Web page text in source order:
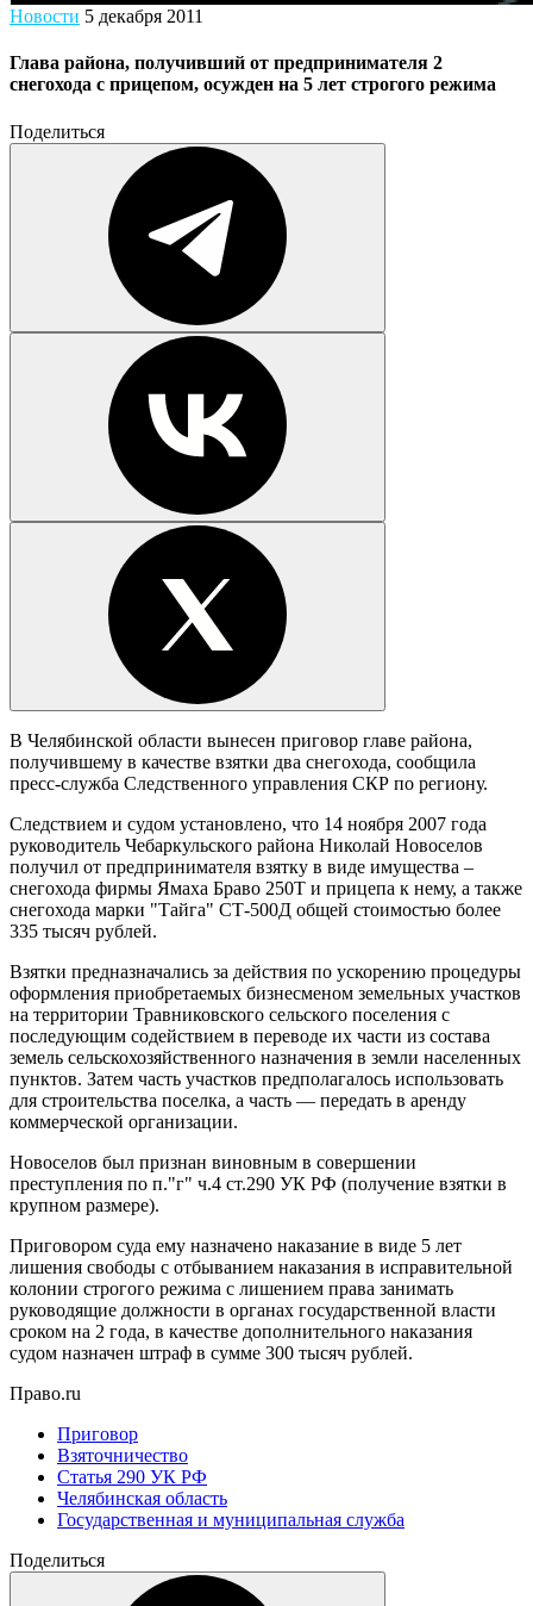
Новости 5 декабря 2011
Глава района, получивший от предпринимателя 2
снегохода с прицепом, осужден на 5 лет строгого режима
Поделиться
В Челябинской области вынесен приговор главе района,
получившему в качестве взятки два снегохода, сообщила
пресс-служба Следственного управления СКР по региону.
Следствием и судом установлено, что 14 ноября 2007 года
руководитель Чебаркульского района Николай Новоселов
получил от предпринимателя взятку в виде имущества –
снегохода фирмы Ямаха Браво 250Т и прицепа к нему, а также
снегохода марки "Тайга" СТ-500Д общей стоимостью более
335 тысяч рублей.
Взятки предназначались за действия по ускорению процедуры
оформления приобретаемых бизнесменом земельных участков
на территории Травниковского сельского поселения с
последующим содействием в переводе их части из состава
земель сельскохозяйственного назначения в земли населенных
пунктов. Затем часть участков предполагалось использовать
для строительства поселка, а часть — передать в аренду
коммерческой организации.
Новоселов был признан виновным в совершении
преступления по п."г" ч.4 ст.290 УК РФ (получение взятки в
крупном размере).
Приговором суда ему назначено наказание в виде 5 лет
лишения свободы с отбыванием наказания в исправительной
колонии строгого режима с лишением права занимать
руководящие должности в органах государственной власти
сроком на 2 года, в качестве дополнительного наказания
судом назначен штраф в сумме 300 тысяч рублей.
Право.ru
Приговор
Взяточничество
Статья 290 УК РФ
Челябинская область
Государственная и муниципальная служба
Поделиться